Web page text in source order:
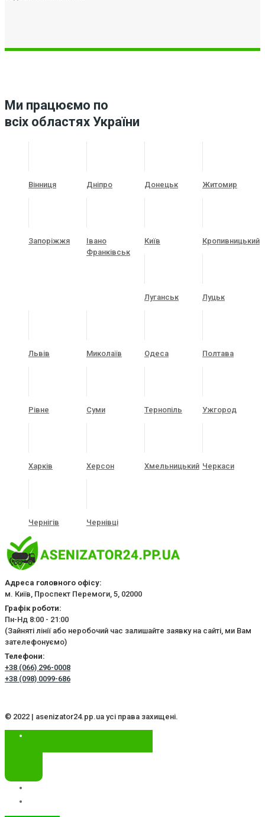
Ми працюємо по
всіх областях України
Вінниця Дніпро Донецьк Житомир
Запоріжжя
Івано
Франківськ
Київ Кропивницький
Луганськ Луцьк
Львів Миколаїв Одеса Полтава
Рівне Суми Тернопіль Ужгород
Харків Херсон Хмельницький Черкаси
Чернігів Чернівці
Адреса головного офісу:
м. Київ, Проспект Перемоги, 5, 02000
Графік роботи:
Пн-Нд 8:00 - 21:00
(Зайняті лінії або неробочий час залишайте заявку на сайті, ми Вам
зателефонуємо)
Телефони:
+38 (066) 296-0008
+38 (098) 0099-686
© 2022 | asenizator24.pp.ua усі права захищені.